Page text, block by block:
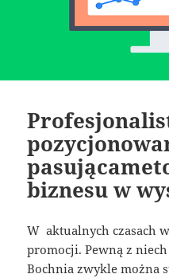
biznesu w
W aktualnych czasach
promocji. Pewną z
Bochnia zwykle można